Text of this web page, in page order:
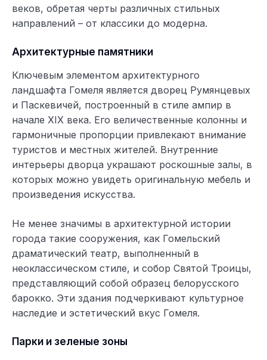
веков, обретая черты различных стильных
направлений – от классики до модерна.
Архитектурные памятники
Ключевым элементом архитектурного
ландшафта Гомеля является дворец Румянцевых
и Паскевичей, построенный в стиле ампир в
начале XIX века. Его величественные колонны и
гармоничные пропорции привлекают внимание
туристов и местных жителей. Внутренние
интерьеры дворца украшают роскошные залы, в
которых можно увидеть оригинальную мебель и
произведения искусства.
Не менее значимы в архитектурной истории
города такие сооружения, как Гомельский
драматический театр, выполненный в
неоклассическом стиле, и собор Святой Троицы,
представляющий собой образец белорусского
барокко. Эти здания подчеркивают культурное
наследие и эстетический вкус Гомеля.
Парки и зеленые зоны